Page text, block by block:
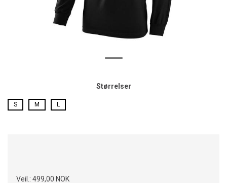
Størrelser
S M L
Veil.: 499,00 NOK